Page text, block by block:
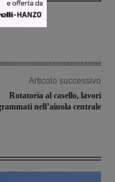
Articolo successivo
Rotatoria al casello, lavori
nell’aiuola centrale